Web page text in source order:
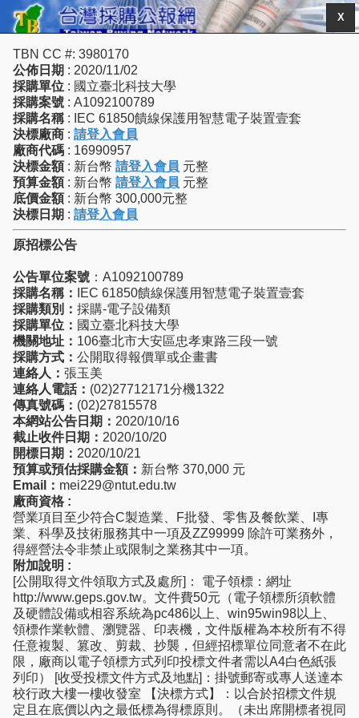
X
TBN CC #: 3980170
公佈日期 : 2020/11/02
採購單位 : 國立臺北科技大學
採購案號 : A1092100789
採購名稱 : IEC 61850饋線保護用智慧電子裝置壹套
決標廠商 : 請登入會員
廠商代碼 : 16990957
決標金額 : 新台幣 請登入會員 元整
預算金額 : 新台幣 請登入會員 元整
底價金額 : 新台幣 300,000元整
決標日期 : 請登入會員
原招標公告
公告單位案號 ：A1092100789
採購名稱：
IEC 61850饋線保護用智慧電子裝置壹套
採購類別： 採購-電子設備類
採購單位： 國立臺北科技大學
機關地址： 106臺北市大安區忠孝東路三段一號
採購方式： 公開取得報價單或企畫書
連絡人： 張玉美
連絡人電話： (02)27712171分機1322
傳真號碼： (02)27815578
本網站公告日期： 2020/10/16
截止收件日期： 2020/10/20
開標日期： 2020/10/21
預算或預估採購金額： 新台幣 370,000 元
Email： mei229@ntut.edu.tw
廠商資格 :
營業項目至少符合C製造業、F批發、零售及餐飲業、I專
業、科學及技術服務其中一項及ZZ99999 除許可業務外，
得經營法令非禁止或限制之業務其中一項。
附加說明 :
[公開取得文件領取方式及處所]： 電子領標：網址
http://www.geps.gov.tw。文件費50元（電子領標所須軟體
及硬體設備或相容系統為pc486以上、win95win98以上、
領標作業軟體、瀏覽器、印表機，文件版權為本校所有不得
任意複製、篡改、剪裁、抄襲，但經招標單位同意者不在此
限，廠商以電子領標方式列印投標文件者需以A4白色紙張
列印） [收受投標文件方式及地點]：掛號郵寄或專人送達本
校行政大樓一樓收發室 【決標方式】：以合於招標文件規
定且在底價以內之最低標為得標原則。（未出席開標者視同